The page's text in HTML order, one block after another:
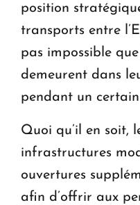
position
transports entre
pas impossible
demeurent dans
pendant un
Quoi qu’il en soit,
infrastructures
ouvertures
afin d’offrir aux